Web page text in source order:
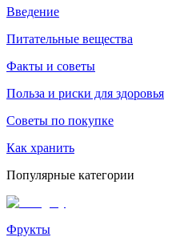
Введение
Питательные вещества
Факты и советы
Польза и риски для здоровья
Советы по покупке
Как хранить
Популярные категории
Фрукты